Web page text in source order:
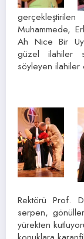
Muhammede,
Ah Nice Bir
güzel ilahiler
söyleyen ilahiler
Rektörü Prof.
serpen,
yürekten